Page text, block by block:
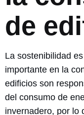
de
La sostenibilidad
importante en la
edificios son
del consumo de
invernadero, por lo